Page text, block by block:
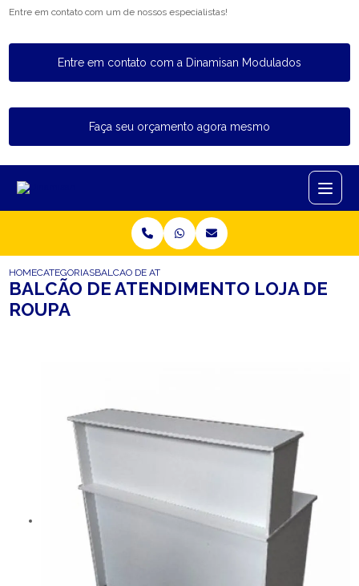
Entre em contato com um de nossos especialistas!
Entre em contato com a Dinamisan Modulados
Faça seu orçamento agora mesmo
HOMECATEGORIASBALCAO DE ATENDIMENTO LOJA DE ROUPA
BALCÃO DE ATENDIMENTO LOJA DE
ROUPA